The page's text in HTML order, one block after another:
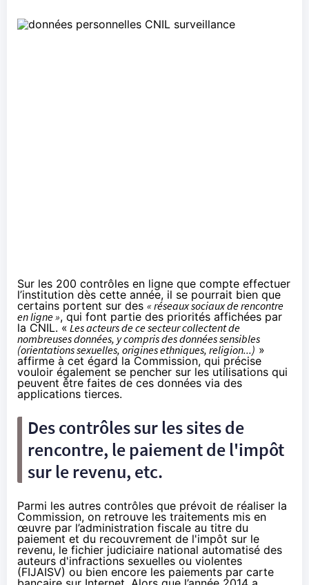
Sur les 200 contrôles en ligne que compte effectuer
l’institution dès cette année, il se pourrait bien que
certains portent sur des « réseaux sociaux de rencontre
en ligne », qui font partie des priorités affichées par
la CNIL. « Les acteurs de ce secteur collectent de
nombreuses données, y compris des données sensibles
(orientations sexuelles, origines ethniques, religion...) »
affirme à cet égard la Commission, qui précise
vouloir également se pencher sur les utilisations qui
peuvent être faites de ces données via des
applications tierces.
Des contrôles sur les sites de
rencontre, le paiement de l'impôt
sur le revenu, etc.
Parmi les autres contrôles que prévoit de réaliser la
Commission, on retrouve les traitements mis en
œuvre par l’administration fiscale au titre du
paiement et du recouvrement de l'impôt sur le
revenu, le fichier judiciaire national automatisé des
auteurs d'infractions sexuelles ou violentes
(FIJAISV) ou bien encore les paiements par carte